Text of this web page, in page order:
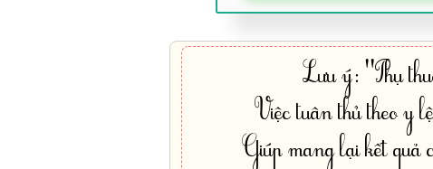
Lưu ý: "Phụ
Việc tuân thủ theo y
Giúp mang lại kết